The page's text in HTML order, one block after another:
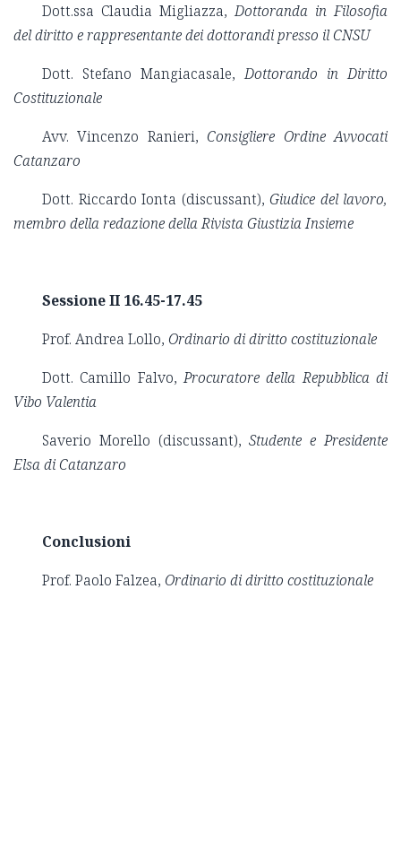
Dott.ssa Claudia Migliazza,Dottoranda in Filosofia
del diritto e rappresentante dei dottorandi presso il CNSU
Dott. Stefano Mangiacasale,Dottorando in Diritto
Costituzionale
Avv. Vincenzo Ranieri,Consigliere Ordine Avvocati
Catanzaro
Dott. Riccardo Ionta (discussant), Giudice del lavoro,
membro della redazione della Rivista Giustizia Insieme
Sessione II 16.45-17.45
Prof. Andrea Lollo, Ordinario di diritto costituzionale
Dott. Camillo Falvo,Procuratore della Repubblica di
Vibo Valentia
Saverio Morello (discussant),Studente e Presidente
Elsa di Catanzaro
Conclusioni
Prof. Paolo Falzea, Ordinario di diritto costituzionale